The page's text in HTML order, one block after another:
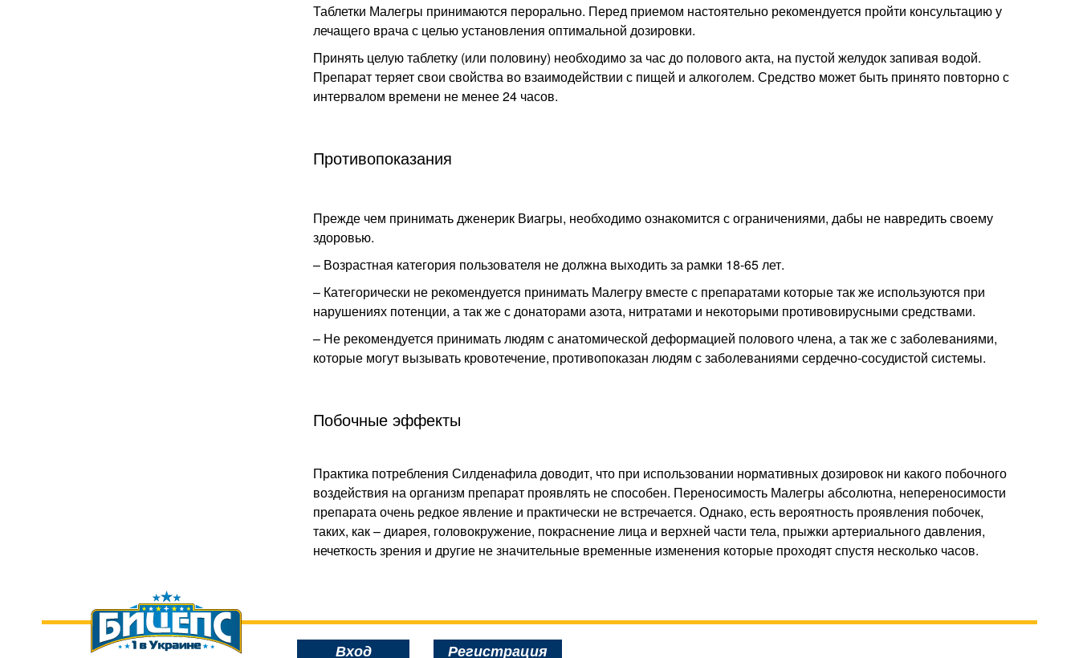
Таблетки Малегры принимаются перорально. Перед приемом настоятельно рекомендуется пройти консультацию у
лечащего врача с целью установления оптимальной дозировки.
Принять целую таблетку (или половину) необходимо за час до полового акта, на пустой желудок запивая водой.
Препарат теряет свои свойства во взаимодействии с пищей и алкоголем. Средство может быть принято повторно с
интервалом времени не менее 24 часов.
Противопоказания
Прежде чем принимать дженерик Виагры, необходимо ознакомится с ограничениями, дабы не навредить своему
здоровью.
– Возрастная категория пользователя не должна выходить за рамки 18-65 лет.
– Категорически не рекомендуется принимать Малегру вместе с препаратами которые так же используются при
нарушениях потенции, а так же с донаторами азота, нитратами и некоторыми противовирусными средствами.
– Не рекомендуется принимать людям с анатомической деформацией полового члена, а так же с заболеваниями,
которые могут вызывать кровотечение, противопоказан людям с заболеваниями сердечно-сосудистой системы.
Побочные эффекты
Практика потребления Силденафила доводит, что при использовании нормативных дозировок ни какого побочного
воздействия на организм препарат проявлять не способен. Переносимость Малегры абсолютна, непереносимости
препарата очень редкое явление и практически не встречается. Однако, есть вероятность проявления побочек,
таких, как – диарея, головокружение, покраснение лица и верхней части тела, прыжки артериального давления,
нечеткость зрения и другие не значительные временные изменения которые проходят спустя несколько часов.
Вход Регистрация